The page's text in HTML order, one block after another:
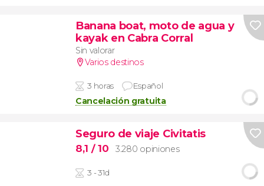
Banana boat, moto de agua y
kayak en Cabra Corral
Sin valorar
Varios destinos
3 horas Español
Cancelación gratuita
Seguro de viaje Civitatis
8,1 / 10 3.280 opiniones
3 - 31d